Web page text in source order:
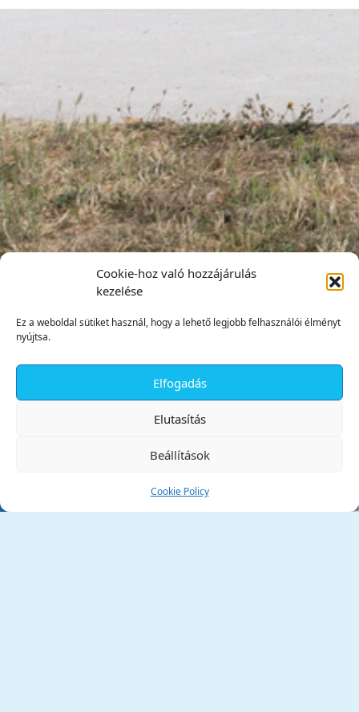
Cookie-hoz való hozzájárulás
kezelése
Ez a weboldal sütiket használ, hogy a lehető legjobb felhasználói élményt
nyújtsa.
Elfogadás
Elutasítás
Beállítások
Cookie Policy
Tata Város Önkormányzata
✕